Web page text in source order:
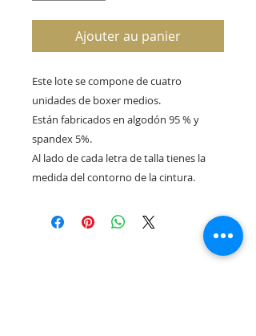
Ajouter au panier
Este lote se compone de cuatro
unidades de boxer medios.
Están fabricados en algodón 95 % y
spandex 5%.
Al lado de cada letra de talla tienes la
medida del contorno de la cintura.